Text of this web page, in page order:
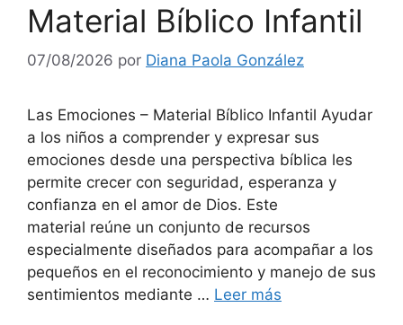
Material Bíblico Infantil
07/08/2026 por Diana Paola González
Las Emociones – Material Bíblico Infantil Ayudar
a los niños a comprender y expresar sus
emociones desde una perspectiva bíblica les
permite crecer con seguridad, esperanza y
confianza en el amor de Dios. Este
material reúne un conjunto de recursos
especialmente diseñados para acompañar a los
pequeños en el reconocimiento y manejo de sus
sentimientos mediante … Leer más